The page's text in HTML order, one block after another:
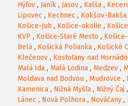
Hýľov , Janík , Jasov , Kalša ,
Lipovec , Kechnec , Kokšov-Bakša
Košice-Juh , Košice-okolie ,
KVP , Košice-Staré Mesto ,
Belá , Košická Polianka , Košické
Klečenov , Kostoľany nad
Malá Ida , Malá Lodina , Medzev ,
Moldava nad Bodvou , Mudrovce ,
Kamenica , Nižná Myšľa , Nižný Čaj ,
Lánec , Nová Polhora , Nováčany ,